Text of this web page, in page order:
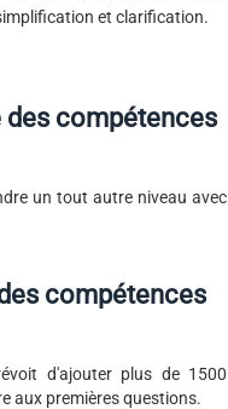
et clarification.
des compétences
un tout autre niveau avec
compétences
d'ajouter plus de 1500
aux premières questions.